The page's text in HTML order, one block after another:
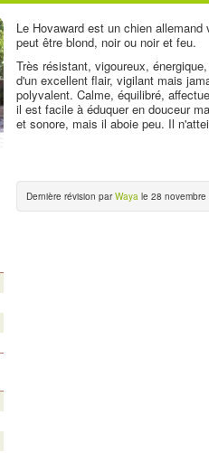
Le Hovaward est un chien
peut être blond, noir ou noir et feu.
Très résistant, vigoureux,
d'un excellent flair, vigilant mais
polyvalent. Calme, équilibré,
il est facile à éduquer en douceur
et sonore, mais il aboie peu. Il
Dernière révision parWaya le 28 novembre